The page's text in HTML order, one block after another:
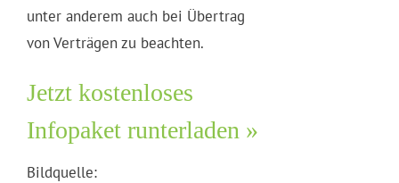
unter anderem auch bei Übertrag
von Verträgen zu beachten.
Jetzt kostenloses
Infopaket runterladen »
Bildquelle: